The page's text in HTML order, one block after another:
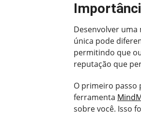
Desenvolver
única pode
permitindo que
reputação que
O primeiro passo
ferramenta
sobre você. Isso